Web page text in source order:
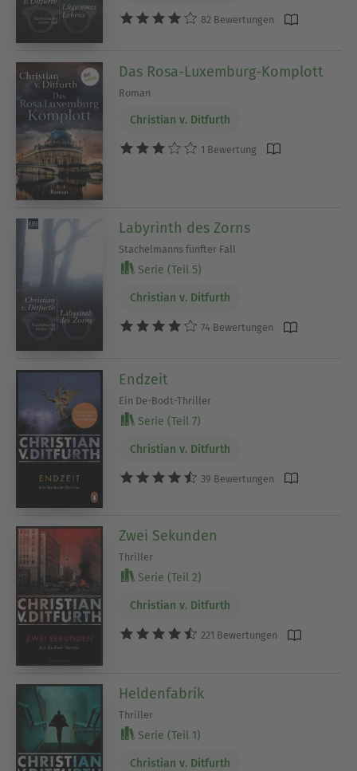
82 Bewertungen
Das Rosa-Luxemburg-Komplott
Roman
Christian v. Ditfurth
1 Bewertung
Labyrinth des Zorns
Stachelmanns fünfter Fall
Serie (Teil 5)
Christian v. Ditfurth
74 Bewertungen
Endzeit
Ein De-Bodt-Thriller
Serie (Teil 7)
Christian v. Ditfurth
39 Bewertungen
Zwei Sekunden
Thriller
Serie (Teil 2)
Christian v. Ditfurth
221 Bewertungen
Heldenfabrik
Thriller
Serie (Teil 1)
Christian v. Ditfurth